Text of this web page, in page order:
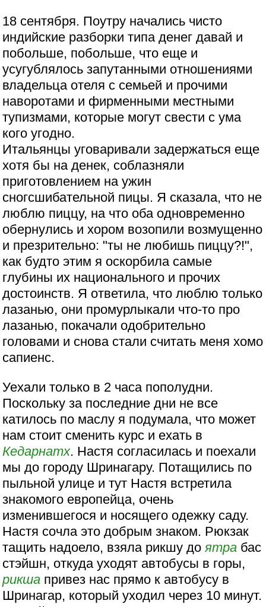
18 сентября. Поутру начались чисто
индийские разборки типа денег давай и
побольше, побольше, что еще и
усугублялось запутанными отношениями
владельца отеля с семьей и прочими
наворотами и фирменными местными
тупизмами, которые могут свести с ума
кого угодно.
Итальянцы уговаривали задержаться еще
хотя бы на денек, соблазняли
приготовлением на ужин
сногсшибательной пицы. Я сказала, что не
люблю пиццу, на что оба одновременно
обернулись и хором возопили возмущенно
и презрительно: "ты не любишь пиццу?!",
как будто этим я оскорбила самые
глубины их национального и прочих
достоинств. Я ответила, что люблю только
лазанью, они промурлыкали что-то про
лазанью, покачали одобрительно
головами и снова стали считать меня хомо
сапиенс.
Уехали только в 2 часа пополудни.
Поскольку за последние дни не все
катилось по маслу я подумала, что может
нам стоит сменить курс и ехать в
Кедарнатх. Настя согласилась и поехали
мы до городу Шринагару. Потащились по
пыльной улице и тут Настя встретила
знакомого европейца, очень
изменившегося и носящего одежку саду.
Настя сочла это добрым знаком. Рюкзак
тащить надоело, взяла рикшу доятра бас
стэйшн, откуда уходят автобусы в горы,
рикша привез нас прямо к автобусу в
Шринагар, который уходил через 10 минут.